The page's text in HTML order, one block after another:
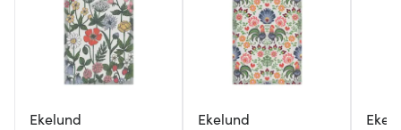
Ekelund Ekelund